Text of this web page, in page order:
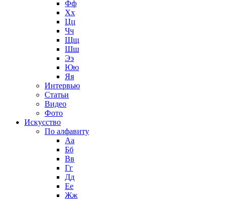
Фф
Хх
Цц
Чч
Щщ
Шш
Ээ
Юю
Яя
Интервью
Статьи
Видео
Фото
Искусство
По алфавиту
Аа
Бб
Вв
Гг
Дд
Ее
Жж